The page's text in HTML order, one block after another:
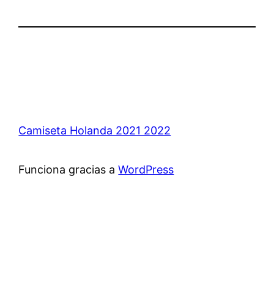
Camiseta Holanda 2021 2022
Funciona gracias aWordPress